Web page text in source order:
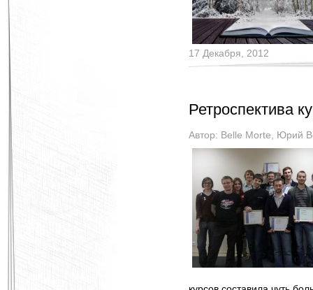
17 Декабря, 2012
Ретроспектива
Автор: Belle Morte Юрий